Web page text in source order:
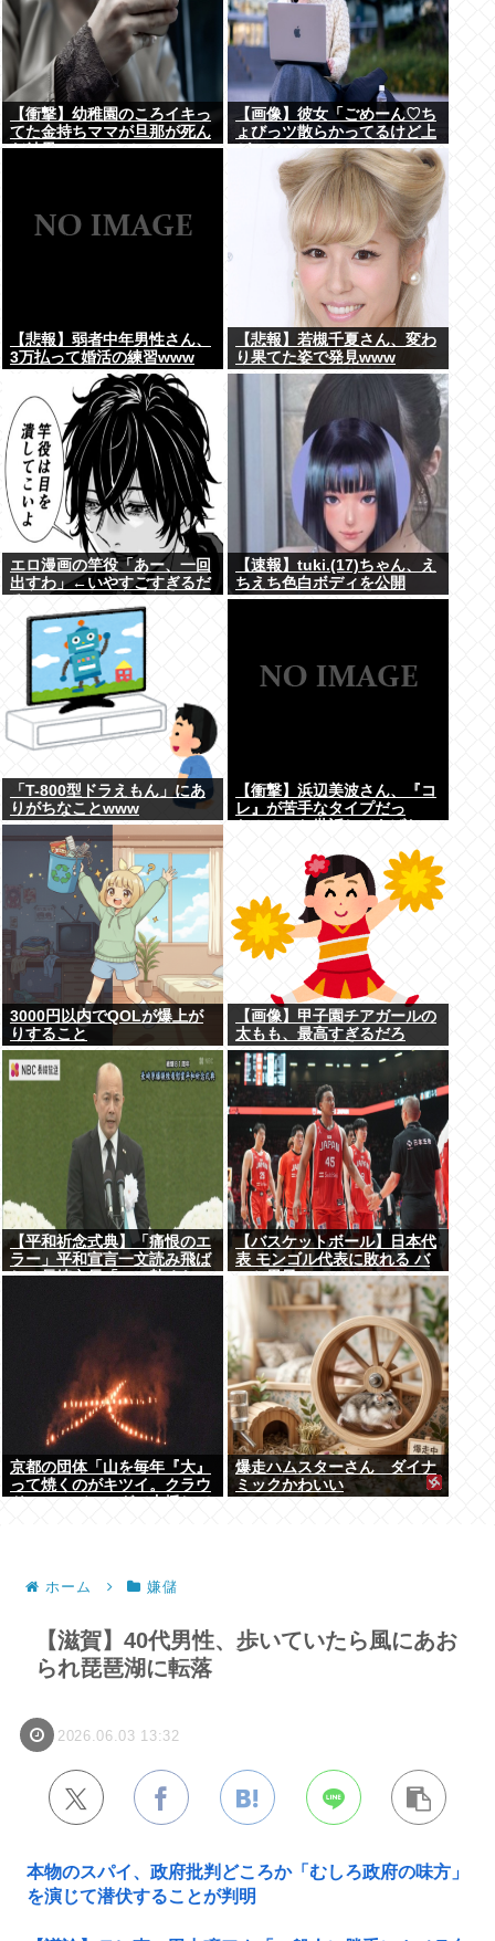
【衝撃】幼稚園のころイキっ
てた金持ちママが旦那が死ん
だ結果･････⇒！！
【画像】彼女「ごめーん♡ち
ょびっツ散らかってるけど上
がって～～～！」⇒！！
【悲報】弱者中年男性さん、
3万払って婚活の練習www
【悲報】若槻千夏さん、変わ
り果てた姿で発見www
エロ漫画の竿役「あー、一回
出すわ」←いやすごすぎるだ
【速報】tuki.(17)ちゃん、え
ちえち色白ボディを公開
www
「T-800型ドラえもん」にあ
りがちなことwww
【衝撃】浜辺美波さん、『コ
レ』が苦手なタイプだっ
w w w w w w w w
3000円以内でQOLが爆上が
りすること
【画像】甲子園チアガールの
太もも、最高すぎるだろ
www
【平和祈念式典】「痛恨のエ
ラー」平和宣言一文読み飛ば
し…長崎市長「つい熱くなっ
【バスケットボール】日本代
表 モンゴル代表に敗れる バ
スケ男子
京都の団体「山を毎年『大』
って焼くのがキツイ。クラウ
爆走ハムスターさん ダイナ
ミックかわいい
ホーム 嫌儲
【滋賀】40代男性、歩いていたら風にあお
られ琵琶湖に転落
2026.06.03 13:32
本物のスパイ、政府批判どころか「むしろ政府の味方」
を演じて潜伏することが判明